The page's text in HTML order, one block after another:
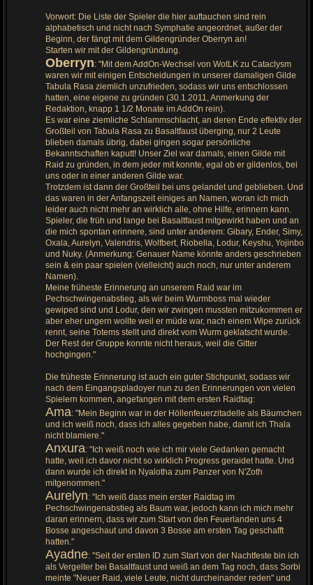
Vorwort: Die Liste der Spieler die hier auftauchen sind rein
alphabetisch und nicht nach Symphatie angeordnet, außer der
Beginn, der fängt mit dem Gildengründer Oberryn an!
Starten wir mit der Gildengründung.
Oberryn: "Mit dem AddOn-Wechsel von WotLK zu Cataclysm
waren wir mit einigen Entscheidungen in unserer damaligen Gilde
Tabula Rasa ziemlich unzufrieden, sodass wir uns entschlossen
hatten, eine eigene zu gründen (30.1.2011, Anmerkung der
Redaktion, knapp 1 1/2 Monate im AddOn rein).
Es war eine ziemliche Schlammschlacht, an deren Ende effektiv der
Großteil von Tabula Rasa zu Basaltfaust überging, nur 2 Leute
blieben damals übrig, dabei gingen sogar persönliche
Bekanntschaften kaputt! Unser Ziel war damals, einen Gilde mit
Raid zu gründen, in dem jeder mit konnte, egal ob er gildenlos, bei
uns oder in einer anderen Gilde war.
Trotzdem ist dann der Großteil bei uns gelandet und geblieben. Und
das waren in der Anfangszeit einiges an Namen, woran ich mich
leider auch nicht mehr an wirklich alle, ohne Hilfe, erinnern kann.
Spieler, die früh und lange bei Basaltfaust mitgewirkt haben und an
die mich spontan erinnere, sind unter anderem: Gibary, Ender, Simy,
Oxala, Aurelyn, Valendris, Wolfbert, Riobella, Lodur, Keyshu, Yojinbo
und Nuky. (Anmerkung: Genauer Name könnte anders geschrieben
sein & ein paar spielen (vielleicht) auch noch, nur unter anderem
Namen).
Meine früheste Erinnerung an unserem Raid war im
Pechschwingenabstieg, als wir beim Wurmboss mal wieder
gewiped sind und Lodur, den wir zwingen mussten mitzukommen er
aber eher ungern wollte weil er müde war, nach einem Wipe zurück
rennt, seine Totems stellt und direkt vom Wurm geklatscht wurde.
Der Rest der Gruppe konnte nicht heraus, weil die Gitter
hochgingen."
Die früheste Erinnerung ist auch ein guter Stichpunkt, sodass wir
nach dem Eingangspladoyer nun zu den Erinnerungen von vielen
Spielern kommen, angefangen mit dem ersten Raidtag:
Ama: "Mein Beginn war in der Höllenfeuerzitadelle als Bäumchen
und ich weiß noch, dass ich alles gegeben habe, damit ich Thala
nicht blamiere."
Anxura: "Ich weiß noch wie ich mir viele Gedanken gemacht
hatte, weil ich davor nicht so wirklich Progress geraidet hatte. Und
dann wurde ich direkt in Nyalotha zum Panzer von N'Zoth
mitgenommen."
Aurelyn: "Ich weiß dass mein erster Raidtag im
Pechschwingenabstieg als Baum war, jedoch kann ich mich mehr
daran erinnern, dass wir zum Start von den Feuerlanden uns 4
Bosse angeschaut und davon 3 Bosse am ersten Tag geschafft
hatten."
Ayadne: "Seit der ersten ID zum Start von der Nachtfeste bin ich
als Vergelter bei Basaltfaust und weiß an dem Tag noch, dass Sorbi
meinte "Neuer Raid, viele Leute, nicht durcheinander reden" und